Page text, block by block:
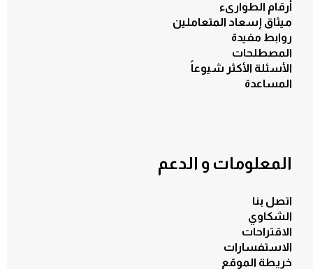
أرقام الطوارىء
ميثاق إسعاد المتعاملين
روابط مفيدة
المصطلحات
الأسئلة الأكثر شيوعاً
المساعدة
المعلومات و الدعم
اتصل بنا
الشكاوي
الاقتراحات
الاستفسارات
خريطة الموقع